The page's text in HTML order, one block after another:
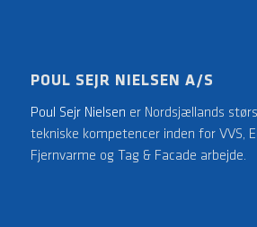
POUL SEJR NIELSEN A/S
Poul Sejr Nielsen er Nordsjællands
tekniske kompetencer inden for VVS,
Fjernvarme og Tag & Facade arbejde.